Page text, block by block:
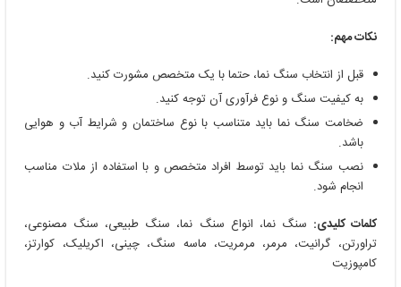
نکات مهم:
قبل از انتخاب سنگ نما، حتما با یک متخصص مشورت کنید.
به کیفیت سنگ و نوع فرآوری آن توجه کنید.
ضخامت سنگ نما باید متناسب با نوع ساختمان و شرایط آب و هوایی
باشد.
نصب سنگ نما باید توسط افراد متخصص و با استفاده از ملات مناسب
انجام شود.
کلمات کلیدی: سنگ نما، انواع سنگ نما، سنگ طبیعی، سنگ مصنوعی،
تراورتن، گرانیت، مرمر، مرمریت، ماسه سنگ، چینی، اکریلیک، کوارتز،
کامپوزیت